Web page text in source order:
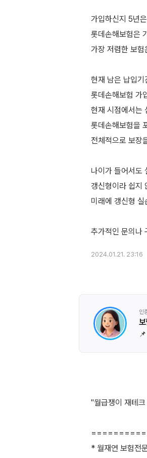
가입하신지 5년
롯데손해보험은
가장 저렴한 보
현재 남은 납입
롯데손해보험 가
현재 시점에서는
롯데손해보험을
전체적으로 보장
나이가 들어서도
갱신형이라 쉽지
미래에 갱신형
2024.01.21. 23:16
인
📌
"월급쟁이 재테
* 월재연 보험전